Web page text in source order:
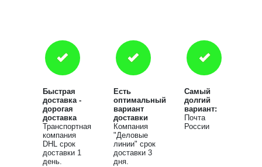
Быстрая
доставка -
дорогая
доставка
Транспортная
компания
DHL срок
доставки 1
день.
Есть
оптимальный
вариант
доставки
Компания
"Деловые
линии" срок
доставки 3
дня.
Самый
долгий
вариант:
Почта
России